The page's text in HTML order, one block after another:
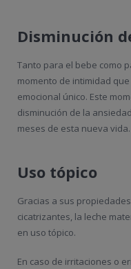
Disminución
Tanto para el bebe como
momento de intimidad
emocional único. Este
disminución de la
meses de esta nueva vida.
Uso tópico
Gracias a sus
cicatrizantes, la leche
en uso tópico.
En caso de irritaciones o